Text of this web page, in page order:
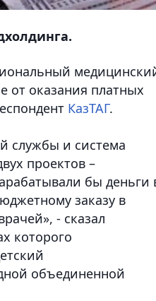
от оказания платных
КазТАГ.
службы и система
проектов –
бы деньги
заказу в
- сказал
которого
объединенной